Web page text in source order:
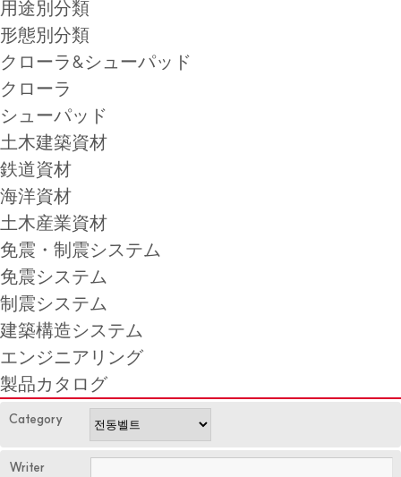
用途別分類
形態別分類
クローラ&シューパッド
クローラ
シューパッド
土木建築資材
鉄道資材
海洋資材
土木産業資材
免震・制震システム
免震システム
制震システム
建築構造システム
エンジニアリング
製品カタログ
Category
Writer